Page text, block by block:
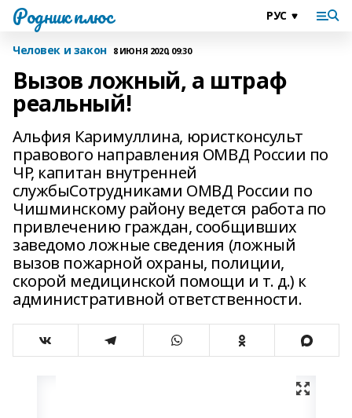
Родник плюс
Человек и закон 8 ИЮНЯ 2020, 09:30
Вызов ложный, а штраф
реальный!
Альфия Каримуллина, юристконсульт
правового направления ОМВД России по
ЧР, капитан внутренней
службыСотрудниками ОМВД России по
Чишминскому району ведется работа по
привлечению граждан, сообщивших
заведомо ложные сведения (ложный
вызов пожарной охраны, полиции,
скорой медицинской помощи и т. д.) к
административной ответственности.